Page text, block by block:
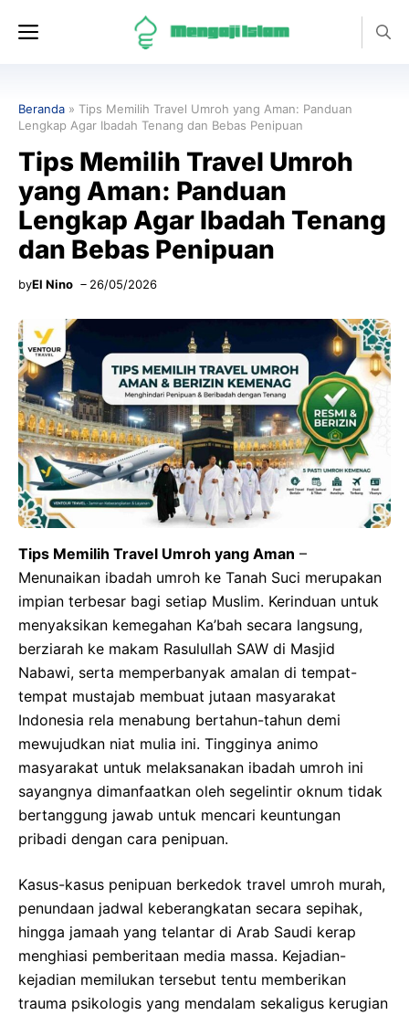
Menu
Beranda » Tips Memilih Travel Umroh yang Aman: Panduan
Lengkap Agar Ibadah Tenang dan Bebas Penipuan
Tips Memilih Travel Umroh
yang Aman: Panduan
Lengkap Agar Ibadah Tenang
dan Bebas Penipuan
byEl Nino 26/05/2026
Tips Memilih Travel Umroh yang Aman –
Menunaikan ibadah umroh ke Tanah Suci merupakan
impian terbesar bagi setiap Muslim. Kerinduan untuk
menyaksikan kemegahan Ka’bah secara langsung,
berziarah ke makam Rasulullah SAW di Masjid
Nabawi, serta memperbanyak amalan di tempat-
tempat mustajab membuat jutaan masyarakat
Indonesia rela menabung bertahun-tahun demi
mewujudkan niat mulia ini. Tingginya animo
masyarakat untuk melaksanakan ibadah umroh ini
sayangnya dimanfaatkan oleh segelintir oknum tidak
bertanggung jawab untuk mencari keuntungan
pribadi dengan cara penipuan.
Kasus-kasus penipuan berkedok travel umroh murah,
penundaan jadwal keberangkatan secara sepihak,
hingga jamaah yang telantar di Arab Saudi kerap
menghiasi pemberitaan media massa. Kejadian-
kejadian memilukan tersebut tentu memberikan
trauma psikologis yang mendalam sekaligus kerugian